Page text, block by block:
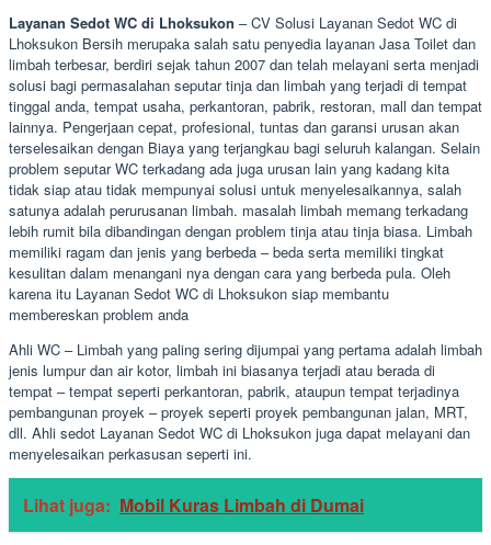
Layanan Sedot WC di Lhoksukon – CV Solusi Layanan Sedot WC di
Lhoksukon Bersih merupaka salah satu penyedia layanan Jasa Toilet dan
limbah terbesar, berdiri sejak tahun 2007 dan telah melayani serta menjadi
solusi bagi permasalahan seputar tinja dan limbah yang terjadi di tempat
tinggal anda, tempat usaha, perkantoran, pabrik, restoran, mall dan tempat
lainnya. Pengerjaan cepat, profesional, tuntas dan garansi urusan akan
terselesaikan dengan Biaya yang terjangkau bagi seluruh kalangan. Selain
problem seputar WC terkadang ada juga urusan lain yang kadang kita
tidak siap atau tidak mempunyai solusi untuk menyelesaikannya, salah
satunya adalah perurusanan limbah. masalah limbah memang terkadang
lebih rumit bila dibandingan dengan problem tinja atau tinja biasa. Limbah
memiliki ragam dan jenis yang berbeda – beda serta memiliki tingkat
kesulitan dalam menangani nya dengan cara yang berbeda pula. Oleh
karena itu Layanan Sedot WC di Lhoksukon siap membantu
membereskan problem anda
Ahli WC – Limbah yang paling sering dijumpai yang pertama adalah limbah
jenis lumpur dan air kotor, limbah ini biasanya terjadi atau berada di
tempat – tempat seperti perkantoran, pabrik, ataupun tempat terjadinya
pembangunan proyek – proyek seperti proyek pembangunan jalan, MRT,
dll. Ahli sedot Layanan Sedot WC di Lhoksukon juga dapat melayani dan
menyelesaikan perkasusan seperti ini.
Lihat juga: Mobil Kuras Limbah di Dumai